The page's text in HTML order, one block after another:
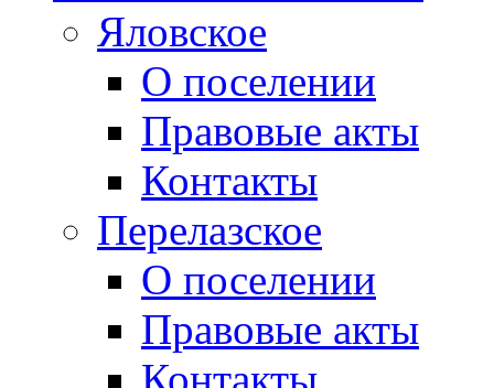
Яловское
О поселении
Правовые акты
Контакты
Перелазское
О поселении
Правовые акты
Контакты